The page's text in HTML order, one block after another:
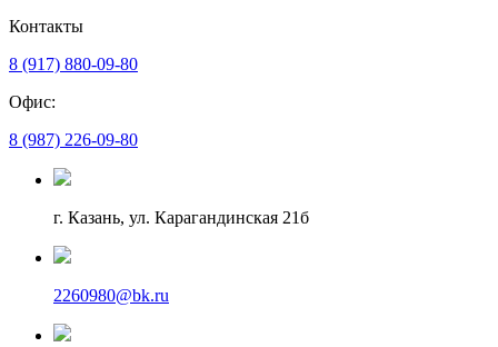
Контакты
8 (917) 880-09-80
Офис:
8 (987) 226-09-80
г. Казань, ул. Карагандинская 21б
2260980@bk.ru